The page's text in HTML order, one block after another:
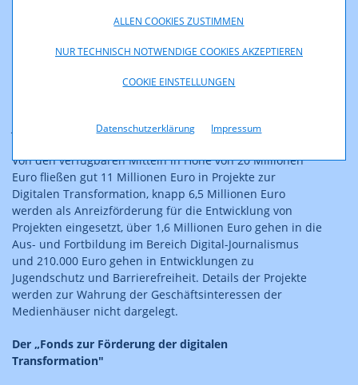
ALLEN COOKIES ZUSTIMMEN
NUR TECHNISCH NOTWENDIGE COOKIES AKZEPTIEREN
COOKIE EINSTELLUNGEN
Datenschutzerklärung Impressum
Zur Vergrößerung anklicken. Alle Diagramme stehen am
Veröffentlichung der Förderentscheidungen
Jahr 2024 sind auf der Website der RTR unter
Von den verfügbaren Mitteln in Höhe von 20 Millionen
Euro fließen gut 11 Millionen Euro in Projekte zur
Digitalen Transformation, knapp 6,5 Millionen Euro
werden als Anreizförderung für die Entwicklung von
Projekten eingesetzt, über 1,6 Millionen Euro gehen in die
Aus- und Fortbildung im Bereich Digital-Journalismus
und 210.000 Euro gehen in Entwicklungen zu
Jugendschutz und Barrierefreiheit. Details der Projekte
werden zur Wahrung der Geschäftsinteressen der
Medienhäuser nicht dargelegt.
Der „Fonds zur Förderung der digitalen
Transformation"